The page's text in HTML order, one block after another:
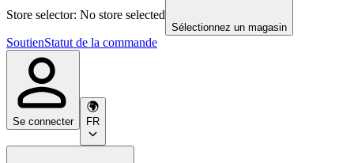
Store selector: No store selected
Sélectionnez un magasin
SoutienStatut de la commande
Se connecter FR